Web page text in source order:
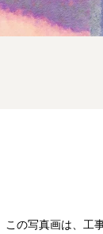
この写真画は、工